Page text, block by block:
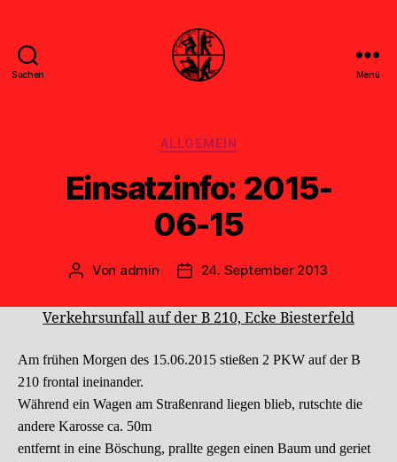
Suchen Menü
Kategorien
ALLGEMEIN
Einsatzinfo: 2015-
06-15
Beitragsautor
Von admin Veröffentlichungsdatum
24. September 2013
Verkehrsunfall auf der B 210, Ecke Biesterfeld
Am frühen Morgen des 15.06.2015 stießen 2 PKW auf der B
210 frontal ineinander.
Während ein Wagen am Straßenrand liegen blieb, rutschte die
andere Karosse ca. 50m
entfernt in eine Böschung, prallte gegen einen Baum und geriet